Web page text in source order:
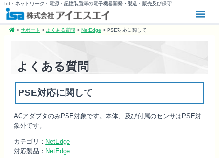
Iot・ネットワーク・電源・記憶装置等の電子機器開発・製造・販売及び保守
> サポート > よくある質問 > NetEdge > PSE対応に関して
よくある質問
PSE対応に関して
ACアダプタのみPSE対象です。本体、及び付属のセンサは PSE対
象外です。
カテゴリ： NetEdge
対応製品： NetEdge